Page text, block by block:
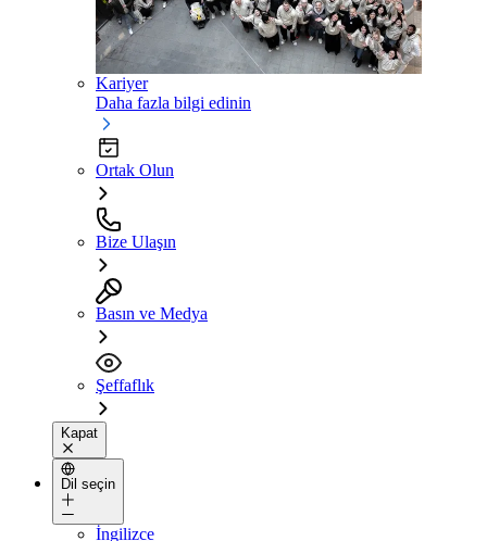
Kariyer
Daha fazla bilgi edinin
Ortak Olun
Bize Ulaşın
Basın ve Medya
Şeffaflık
Kapat
Dil seçin
İngilizce